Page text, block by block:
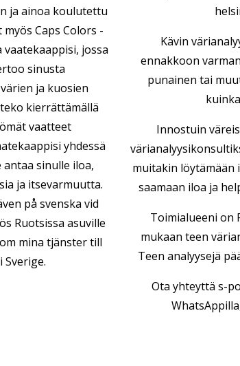
ja ainoa koulutettu
Caps Colors -
vaatekaappisi, jossa
sinusta
ja kuosien
kierrättämällä
vaatteet
yhdessä
sinulle iloa,
ja itsevarmuutta.
på svenska vid
Ruotsissa asuville
mina tjänster till
Sverige.
Kävin
ennakkoon
punainen tai
Innostuin
muitakin löytämään
saamaan iloa ja
Toimialueeni on
mukaan teen
Teen analyysejä
Ota yhteyttä s-